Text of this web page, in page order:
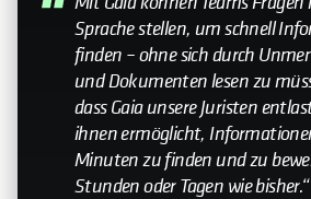
My relationship with
small company. Having that
leadership team is important.
can help influence the direction
doesn’t happen with every
with."